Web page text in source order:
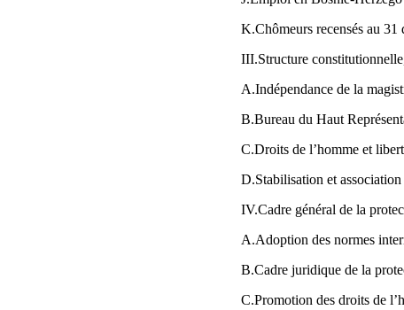
K.Chômeurs recensés au
III.Structure
A.Indépendance de la
B.Bureau du Haut
C.Droits de l’homme et
D.Stabilisation et
IV.Cadre général de la
A.Adoption des normes
B.Cadre juridique de la
C.Promotion des droits de